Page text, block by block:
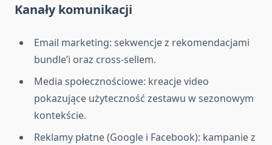
Kanały komunikacji
Email marketing: sekwencje z rekomendacjami
bundle’i oraz cross-sellem.
Media społecznościowe: kreacje video
pokazujące użyteczność zestawu w sezonowym
kontekście.
Reklamy płatne (Google i Facebook): kampanie z